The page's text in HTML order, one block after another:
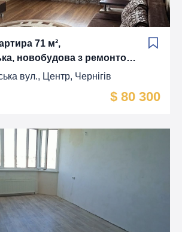
71 м²,
новобудова з ремонтом,
вул., Центр, Чернігів
$ 80 300